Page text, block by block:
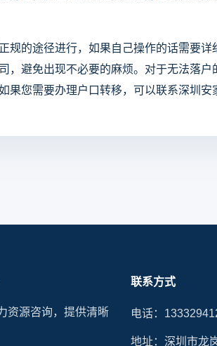
规的途径进行，如果自己操作的话需要
，避免出现不必要的麻烦。对于无法落
果您需要办理户口转移，可以联系深圳安
资源咨询，提供清晰
联系方式
电话：
地址：深圳市龙